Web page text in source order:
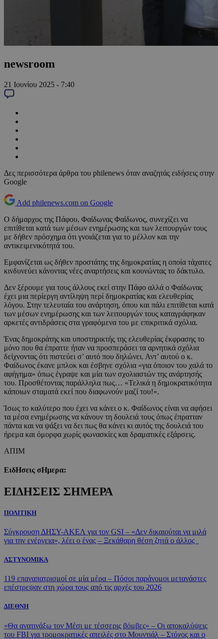
newsroom
21 Ιουνίου 2025 - 7:40
Δες περισσότερα άρθρα του philenews όταν αναζητάς ειδήσεις στην
Google
Add philenews.com on Google
Ο δήμαρχος της Πάφου, Φαίδωνας Φαίδωνος, συνεχίζει να
επιτίθεται κατά των μέσων ενημέρωσης και των λειτουργών τους
με δήθεν πρόσχημα ότι γνοιάζεται για το μέλλον και την
αντικειμενικότητά του.
Εμφανίζεται ως δήθεν προστάτης της δημοκρατίας η οποία τάχατες
κινδυνεύει κάνοντας νέες αναρτήσεις και κουνώντας το δάκτυλο.
Δεν ξέρουμε για τους άλλους εκεί στην Πάφο αλλά ο Φαίδωνας
έχει μια περίεργη αντίληψη περί δημοκρατίας και ελευθερίας
λόγου. Στην τελευταία του ανάρτηση, όπου και πάλι επιτίθεται κατά
των μέσων ενημέρωσης και των λειτουργών τους καταγράφηκαν
αρκετές αντιδράσεις στα γραφόμενα του με επικριτικά σχόλια.
Ένας δημοκράτης και υποστηρικτής της ελευθερίας έκφρασης το
μόνο που θα έπραττε ήταν να προσπεράσει τα αρνητικά σχόλια
δείχνοντας ότι πιστεύει σ’ αυτό που δηλώνει. Αντ’ αυτού ο κ.
Φαίδωνος έκανε μπλοκ και έσβηνε σχόλια «για όποιον του χαλά το
αφήγημα» όπως έγραψε και μία των σχολιαστών της ανάρτησής
του. Προσθέτοντας παράλληλα πως… «Τελικά η δημοκρατικότητα
κάποιων σταματά εκεί που διαφωνούν μαζί του!».
Ίσως το καλύτερο που έχει να κάνει ο κ. Φαίδωνος είναι να αφήσει
τα μέσα ενημέρωσης να κάνουν τη δουλειά τους όπως έπρατταν
πάντα και να ψάξει να δει πως θα κάνει κι αυτός της δουλειά του
ήρεμα και όμορφα χωρίς φωνασκίες και δραματικές εξάρσεις.
ΑΠΙΜ
ΕιδΗσεις σΗμερα:
ΕΙΔΗΣΕΙΣ ΣΗΜΕΡΑ
ΠΟΛΙΤΙΚΗ
Σύγκρουση ΔΗΣΥ-ΑΚΕΛ για τον GSI – «Δεν δικαιούται να μιλά
για την ενέργεια», λέει ο ένας – Ξεκάθαρη θέση ζητά ο άλλος
ΑΣΤΥΝΟΜΙΚΑ
119 επαναπατρισμοί σε μία μέρα – Πόσοι παράνομοι μετανάστες
επέστρεψαν στη χώρα τους από τις αρχές του 2026
ΔΙΕΘΝΗ
«Θα ανατινάξω τον Μέσι με τέσσερις βόμβες» – Οι αποκαλύψεις
του FBI για τρομοκρατικές απειλές στο Μουντιάλ – Στόχος και ο